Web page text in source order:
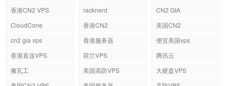
香港CN2 VPS
racknerd
CN2 GIA
CloudCone
香港CN2
美国CN2
cn2 gia vps
香港服务器
便宜美国vps
香港直连VPS
荷兰VPS
腾讯云
搬瓦工
美国高防VPS
大硬盘VPS